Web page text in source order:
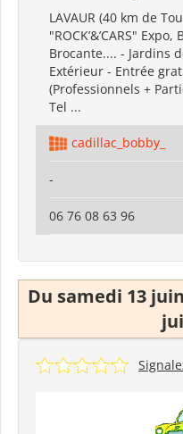
LAVAUR (40 km de
"ROCK’&’CARS"
Brocante.... - Jardins
Extérieur - Entrée
(Professionnels +
Tel ...
cadillac_bobby_
-
06 76 08 63 96
Du samedi 13